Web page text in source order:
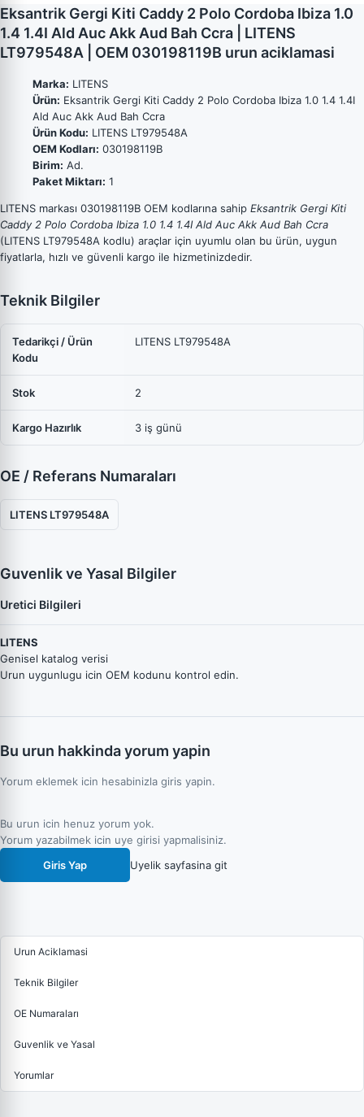
Eksantrik Gergi Kiti Caddy 2 Polo Cordoba Ibiza 1.0
1.4 1.4I Ald Auc Akk Aud Bah Ccra | LITENS
LT979548A | OEM 030198119B urun aciklamasi
Marka: LITENS
Ürün: Eksantrik Gergi Kiti Caddy 2 Polo Cordoba Ibiza 1.0 1.4 1.4I
Ald Auc Akk Aud Bah Ccra
Ürün Kodu: LITENS LT979548A
OEM Kodları: 030198119B
Birim: Ad.
Paket Miktarı: 1
LITENS markası 030198119B OEM kodlarına sahip Eksantrik Gergi Kiti
Caddy 2 Polo Cordoba Ibiza 1.0 1.4 1.4I Ald Auc Akk Aud Bah Ccra
(LITENS LT979548A kodlu) araçlar için uyumlu olan bu ürün, uygun
fiyatlarla, hızlı ve güvenli kargo ile hizmetinizdedir.
Teknik Bilgiler
Tedarikçi / Ürün
Kodu
LITENS LT979548A
Stok 2
Kargo Hazırlık 3 iş günü
OE / Referans Numaraları
LITENS LT979548A
Guvenlik ve Yasal Bilgiler
Uretici Bilgileri
LITENS
Genisel katalog verisi
Urun uygunlugu icin OEM kodunu kontrol edin.
Bu urun hakkinda yorum yapin
Yorum eklemek icin hesabinizla giris yapin.
Bu urun icin henuz yorum yok.
Yorum yazabilmek icin uye girisi yapmalisiniz.
Giris Yap
Uyelik sayfasina git
Urun Aciklamasi
Teknik Bilgiler
OE Numaraları
Guvenlik ve Yasal
Yorumlar